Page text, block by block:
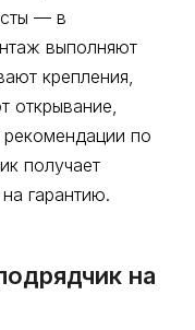
— в
выполняют
крепления,
открывание,
по
получает
гарантию.
на